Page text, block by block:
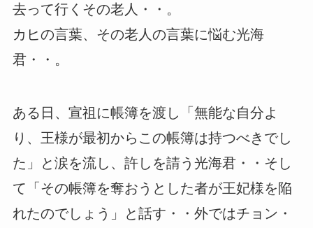
去って行くその老人・・。
カヒの言葉、その老人の言葉に悩む光海
君・・。
ある日、宣祖に帳簿を渡し「無能な自分よ
り、王様が最初からこの帳簿は持つべきでし
た」と涙を流し、許しを請う光海君・・そし
て「その帳簿を奪おうとした者が王妃様を陥
れたのでしょう」と話す・・外ではチョン・